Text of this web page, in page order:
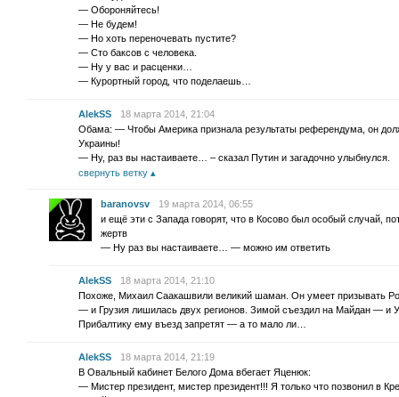
— Обороняйтесь!
— Не будем!
— Но хоть переночевать пустите?
— Сто баксов с человека.
— Ну у вас и расценки…
— Курортный город, что поделаешь…
AlekSS
18 марта 2014, 21:04
Обама: — Чтобы Америка признала результаты референдума, он
Украины!
— Ну, раз вы настаиваете… – сказал Путин и загадочно улыбнулся.
свернуть ветку
baranovsv
19 марта 2014, 06:55
и ещё эти с Запада говорят, что в Косово был особый случай,
жертв
— Ну раз вы настаиваете… — можно им ответить
AlekSS
18 марта 2014, 21:10
Похоже, Михаил Саакашвили великий шаман. Он умеет призывать
— и Грузия лишилась двух регионов. Зимой съездил на Майдан —
Прибалтику ему въезд запретят — а то мало ли…
AlekSS
18 марта 2014, 21:19
В Овальный кабинет Белого Дома вбегает Яценюк:
— Мистер президент, мистер президент!!! Я только что позвонил в